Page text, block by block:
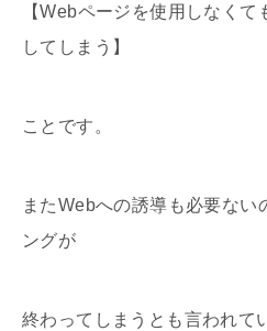
【Webページを使用しなく
してしまう】
ことです。
またWebへの誘導も必要ない
ングが
終わってしまうとも言われて